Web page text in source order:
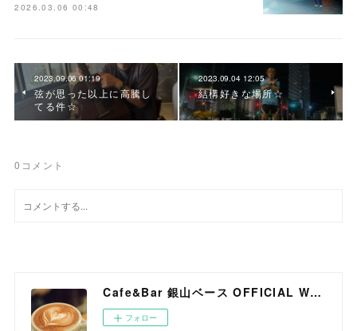
2026.03.06 00:48
2023.09.06 01:19
弦が思った以上に高騰し
てる件☆
2023.09.04 12:05
結構好きな場所☆
0 コメント
Cafe&Bar 銀山ベース OFFICIAL WEB SITE
フォロー